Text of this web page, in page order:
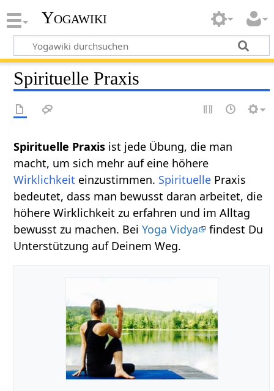
Yogawiki
Spirituelle Praxis
Spirituelle Praxis ist jede Übung, die man
macht, um sich mehr auf eine höhere
Wirklichkeit einzustimmen. Spirituelle Praxis
bedeutet, dass man bewusst daran arbeitet, die
höhere Wirklichkeit zu erfahren und im Alltag
bewusst zu machen. BeiYoga Vidya
findest Du
Unterstützung auf Deinem Weg.